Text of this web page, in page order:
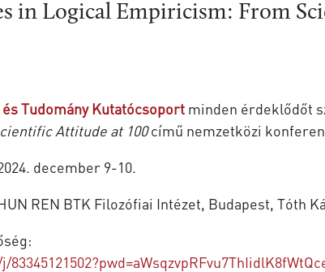
in Logical Empiricism: From
Tudomány Kutatócsoport minden érdeklődőt
Attitude at 100című nemzetközi
december 9-10.
REN BTK Filozófiai Intézet, Budapest, Tóth